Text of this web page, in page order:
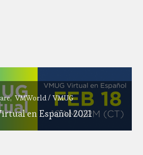
VMWorld / VMUG
en Español 2021